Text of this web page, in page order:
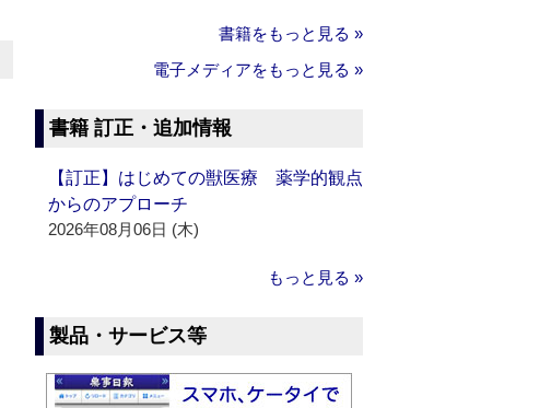
書籍をもっと見る »
電子メディアをもっと見る »
書籍 訂正・追加情報
【訂正】はじめての獣医療 薬学的観点
からのアプローチ
2026年08月06日 (木)
もっと見る »
製品・サービス等